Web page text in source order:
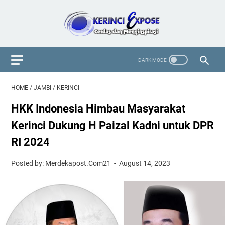
HOME / JAMBI / KERINCI
HKK Indonesia Himbau Masyarakat
Kerinci Dukung H Paizal Kadni untuk DPR
RI 2024
Posted by: Merdekapost.Com21 August 14, 2023